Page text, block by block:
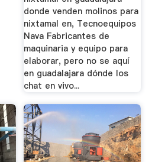
donde venden molinos para
nixtamal en, Tecnoequipos
Nava Fabricantes de
maquinaria y equipo para
elaborar, pero no se aquí
en guadalajara dónde los
chat en vivo...